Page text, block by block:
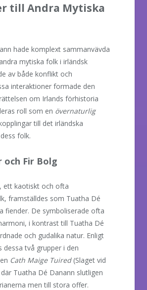
till Andra Mytiska
hade komplext sammanvävda
mytiska folk i irländsk
av både konflikt och
interaktioner formade den
om Irlands förhistoria
roll som en övernaturlig
till det irländska
folk.
och Fir Bolg
, ett kaotiskt och ofta
framställdes som Tuatha Dé
fiender. De symboliserade ofta
i kontrast till Tuatha Dé
och gudalika natur. Enligt
två grupper i den
Cath Maige Tuired(Slaget vid
Tuatha Dé Danann slutligen
men till stora offer.